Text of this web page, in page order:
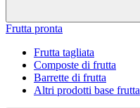
Frutta pronta
Frutta tagliata
Composte di frutta
Barrette di frutta
Altri prodotti base frutta